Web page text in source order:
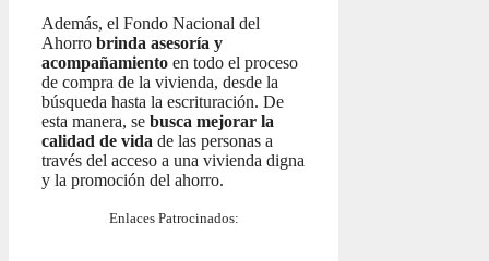
Además, el Fondo Nacional del
Ahorro brinda asesoría y
acompañamiento en todo el proceso
de compra de la vivienda, desde la
búsqueda hasta la escrituración. De
esta manera, se busca mejorar la
calidad de vida de las personas a
través del acceso a una vivienda digna
y la promoción del ahorro.
Enlaces Patrocinados: